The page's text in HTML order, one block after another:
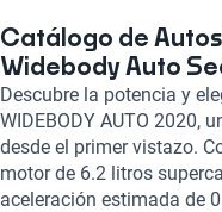
Catálogo de
Widebody Auto
Descubre la potencia y
WIDEBODY AUTO 2020,
desde el primer vistazo.
motor de 6.2 litros
aceleración estimada de